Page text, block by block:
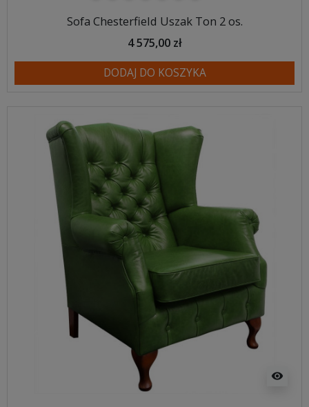
Sofa Chesterfield Uszak Ton 2 os.
4 575,00 zł
DODAJ DO KOSZYKA
visibility